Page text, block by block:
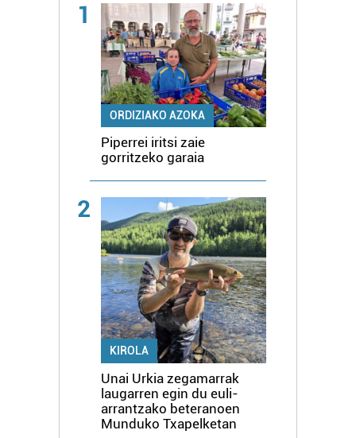
1
ORDIZIAKO AZOKA
Piperrei iritsi zaie
gorritzeko garaia
2
KIROLA
Unai Urkia zegamarrak
laugarren egin du euli-
arrantzako beteranoen
Munduko Txapelketan